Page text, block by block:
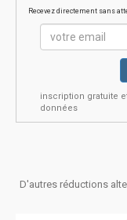
Recevez directement sans
inscription gratuite
données
D'autres réductions